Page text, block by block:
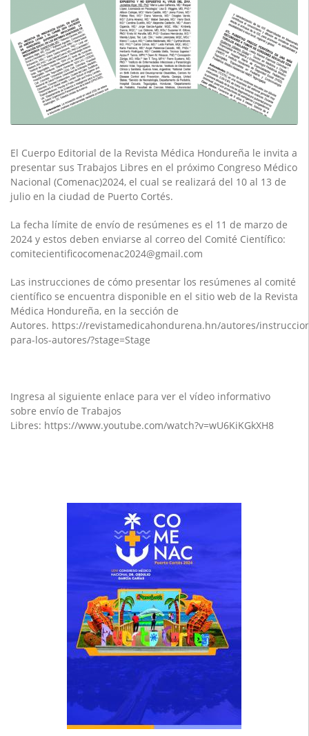
El Cuerpo Editorial de la Revista Médica Hondureña le invita a
presentar sus Trabajos Libres en el próximo Congreso Médico
Nacional (Comenac)2024, el cual se realizará del 10 al 13 de
julio en la ciudad de Puerto Cortés.
La fecha límite de envío de resúmenes es el 11 de marzo de
2024 y estos deben enviarse al correo del Comité Científico:
comitecientificocomenac2024@gmail.com
Las instrucciones de cómo presentar los resúmenes al comité
científico se encuentra disponible en el sitio web de la Revista
Médica Hondureña, en la sección de
Autores. https://revistamedicahondurena.hn/autores/
para-los-autores/?stage=Stage
Ingresa al siguiente enlace para ver el vídeo informativo
sobre envío de Trabajos
Libres: https://www.youtube.com/watch?v=wU6KiKGkXH8